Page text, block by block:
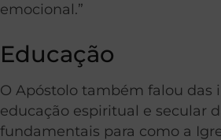
emocional.”
Educação
O Apóstolo também falou das
educação espiritual e secular
fundamentais para como a